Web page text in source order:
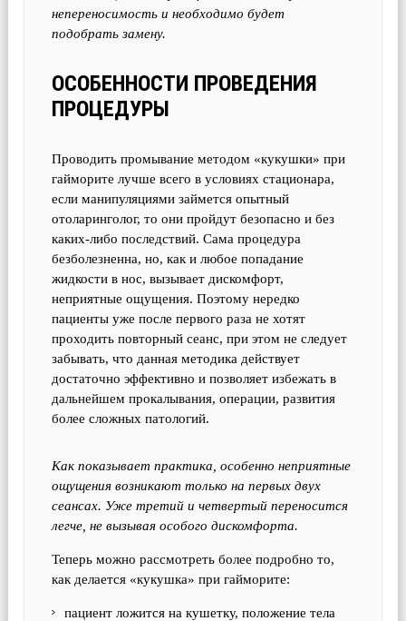
непереносимость и необходимо будет
подобрать замену.
ОСОБЕННОСТИ ПРОВЕДЕНИЯ
ПРОЦЕДУРЫ
Проводить промывание методом «кукушки» при
гайморите лучше всего в условиях стационара,
если манипуляциями займется опытный
отоларинголог, то они пройдут безопасно и без
каких-либо последствий. Сама процедура
безболезненна, но, как и любое попадание
жидкости в нос, вызывает дискомфорт,
неприятные ощущения. Поэтому нередко
пациенты уже после первого раза не хотят
проходить повторный сеанс, при этом не следует
забывать, что данная методика действует
достаточно эффективно и позволяет избежать в
дальнейшем прокалывания, операции, развития
более сложных патологий.
Как показывает практика, особенно неприятные
ощущения возникают только на первых двух
сеансах. Уже третий и четвертый переносится
легче, не вызывая особого дискомфорта.
Теперь можно рассмотреть более подробно то,
как делается «кукушка» при гайморите:
пациент ложится на кушетку, положение тела